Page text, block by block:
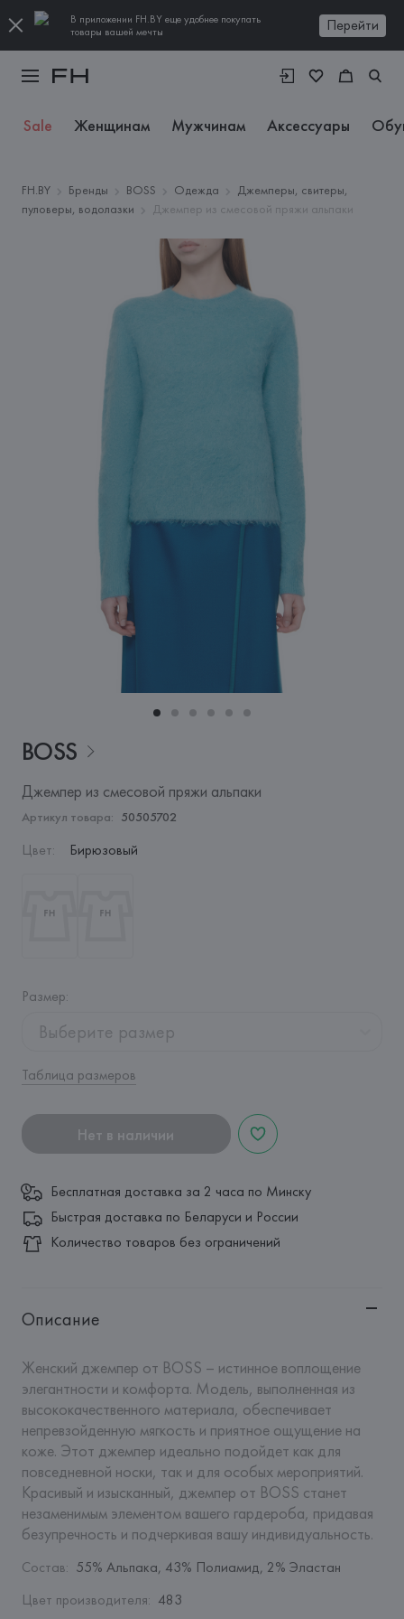
В приложении FH.BY еще удобнее покупать
товары вашей мечты
Перейти
Sale Женщинам Мужчинам Аксессуары
FH.BY Бренды BOSS Одежда
Джемперы, свитеры,
пуловеры, водолазки
Джемпер из смесовой пряжи альпаки
BOSS
Джемпер из смесовой пряжи альпаки
Артикул товара: 50505702
Цвет: Бирюзовый
Размер:
Выберите размер
Таблица размеров
Нет в наличии
Бесплатная доставка за 2 часа по Минску
Быстрая доставка по Беларуси и России
Количество товаров без ограничений
Описание
Женский джемпер от BOSS – истинное воплощение
элегантности и комфорта. Модель, выполненная из
высококачественного материала, обеспечивает
непревзойденную мягкость и приятное ощущение на
коже. Этот джемпер идеально подойдет как для
повседневной носки, так и для особых мероприятий.
Красивый и изысканный, джемпер от BOSS станет
незаменимым элементом вашего гардероба, придавая
безупречность и подчеркивая вашу индивидуальность.
Состав: 55% Альпака, 43% Полиамид, 2% Эластан
Цвет производителя: 483